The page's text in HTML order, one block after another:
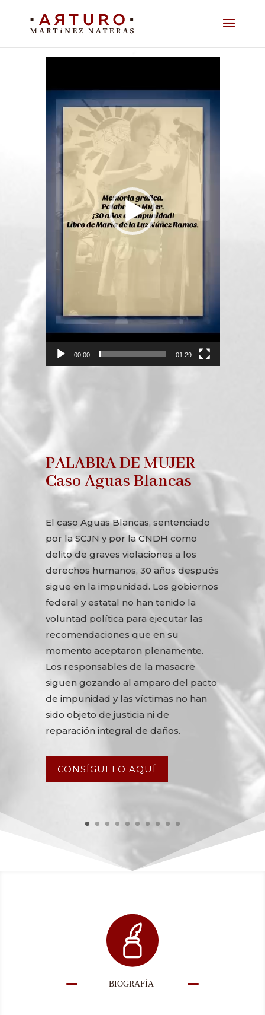
vídeo
00:00 01:29
PALABRA DE MUJER -
Caso Aguas Blancas
El caso Aguas Blancas, sentenciado
por la SCJN y por la CNDH como
delito de graves violaciones a los
derechos humanos, 30 años después
sigue en la impunidad. Los gobiernos
federal y estatal no han tenido la
voluntad política para ejecutar las
recomendaciones que en su
momento aceptaron plenamente.
Los responsables de la masacre
siguen gozando al amparo del pacto
de impunidad y las víctimas no han
sido objeto de justicia ni de
reparación integral de daños.
CONSÍGUELO AQUÍ